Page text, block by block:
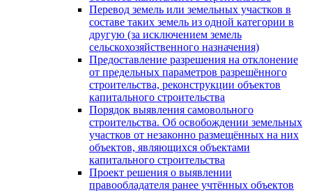
Перевод земель или земельных участков в
составе таких земель из одной категории в
другую (за исключением земель
сельскохозяйственного назначения)
Предоставление разрешения на отклонение
от предельных параметров разрешённого
строительства, реконструкции объектов
капитального строительства
Порядок выявления самовольного
строительства. Об освобождении земельных
участков от незаконно размещённых на них
объектов, являющихся объектами
капитального строительства
Проект решения о выявлении
правообладателя ранее учтённых объектов